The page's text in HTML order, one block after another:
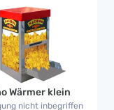
Wärmer klein
nicht inbegriffen